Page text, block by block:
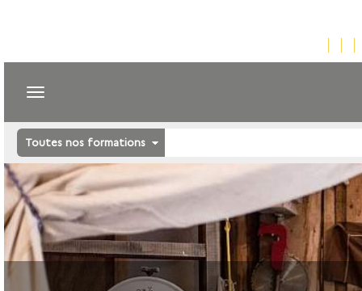
Toutes nos formations